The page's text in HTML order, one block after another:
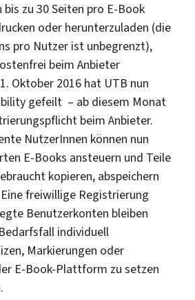
zu 30 Seiten pro E-Book
oder herunterzuladen (die
pro Nutzer ist unbegrenzt),
beim Anbieter
Oktober 2016 hat UTB nun
gefeilt – ab diesem Monat
beim Anbieter.
NutzerInnen können nun
E-Books ansteuern und Teile
kopieren, abspeichern
freiwillige Registrierung
Benutzerkonten bleiben
individuell
Markierungen oder
E-Book-Plattform zu setzen